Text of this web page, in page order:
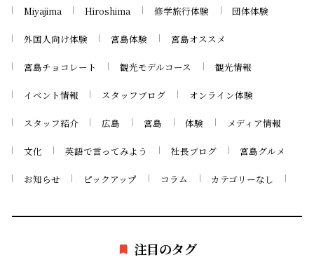
Miyajima Hiroshima 修学旅行体験 団体体験
外国人向け体験 宮島体験 宮島オススメ
宮島チョコレート 観光モデルコース 観光情報
イベント情報 スタッフブログ オンライン体験
スタッフ紹介 広島 宮島 体験 メディア情報
文化 英語で言ってみよう 社長ブログ 宮島グルメ
お知らせ ピックアップ コラム カテゴリーなし
注目のタグ